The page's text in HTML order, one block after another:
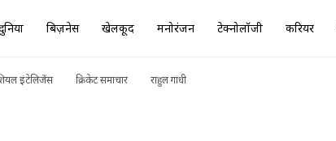
बिज़नेस खेलकूद मनोरंजन टेक्नोलॉजी करियर
इंटेलिजेंस क्रिकेट समाचार राहुल गांधी